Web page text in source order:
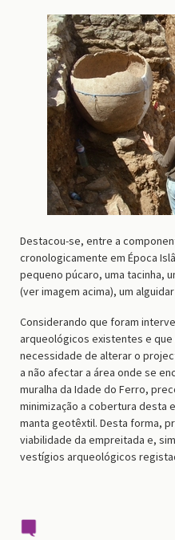
Destacou-se, entre a
cronologicamente em Época
pequeno púcaro, uma tacinha,
(ver imagem acima), um
Considerando que foram
arqueológicos existentes e
necessidade de alterar o
a não afectar a área onde se
muralha da Idade do Ferro,
minimização a cobertura desta
manta geotêxtil. Desta forma,
viabilidade da empreitada e,
vestígios arqueológicos